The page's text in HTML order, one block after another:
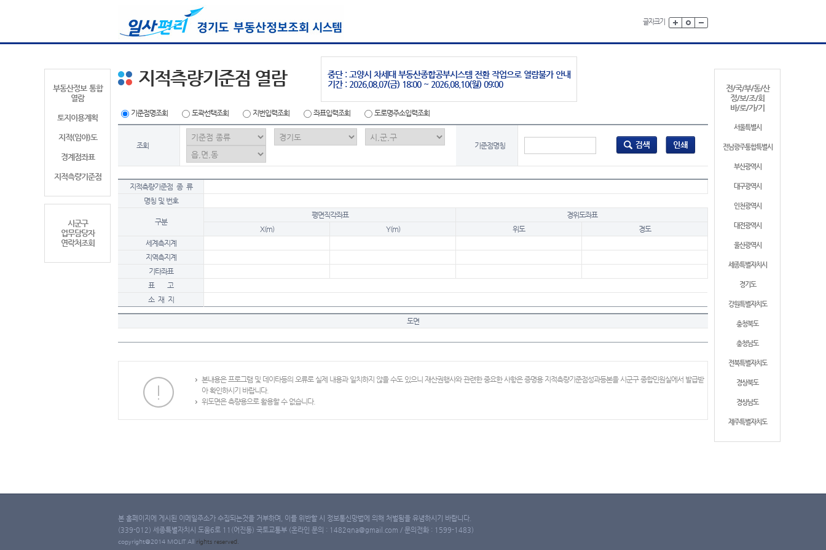
글자크기
부동산정보 통합
열람
토지이용계획
지적(임야)도
경계점좌표
지적측량기준점
시군구
업무담당자
연락처조회
전/국/부/동/산
정/보/조/회
바/로/가/기
서울특별시
전남광주통합특별시
부산광역시
대구광역시
인천광역시
대전광역시
울산광역시
세종특별자치시
경기도
강원특별자치도
충청북도
충청남도
전북특별자치도
경상북도
경상남도
제주특별자치도
중단 : 고양시 차세대 부동산종합공부시스템 전환 작업으로 열람불가 안내
기간 : 2026.08.07(금) 18:00 ~ 2026.08.10(월) 09:00
지적측량기준점 열람
기준점명조회 도곽선택조회 지번입력조회 좌표입력조회 도로명주소입력조회
조회 기준점명칭
지적측량기준점 종 류
명칭 및 번호
구분
평면직각좌표
경위도좌표
X(m)
Y(m) 위도
경도
세계측지계
지역측지계
기타좌표
표 고
소 재 지
도면
본내용은 프로그램 및 데이타등의 오류로 실제 내용과 일치하지 않을 수도 있으니 재산권행사와 관련한 중요한 사항은 증명용 지적측량기준점성과등본을 시군구 종합민원실에서 발급받
아 확인하시기 바랍니다.
위도면은 측량용으로 활용할 수 없습니다.
본 홈페이지에 게시된 이메일주소가 수집되는것을 거부하며, 이를 위반할 시 정보통신망법에 의해 처벌됨을 유념하시기 바랍니다.
(339-012) 세종특별자치시 도움6로 11(어진동) 국토교통부 (온라인 문의 : 1482qna@gmail.com / 문의전화 : 1599-1483)
copyright@2014 MOLIT All rights reserved.